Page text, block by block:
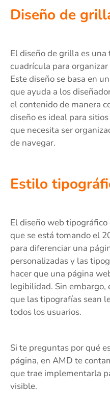
Diseño de
El diseño de grilla es
cuadrícula para
Este diseño se basa en
que ayuda a los
el contenido de manera
diseño es ideal para
que necesita ser
de navegar.
Estilo
El diseño web
que se está tomando el
para diferenciar una
personalizadas y las
hacer que una página
legibilidad. Sin embargo,
que las tipografías sean
todos los usuarios.
Si te preguntas por qué
página, en AMD te
que trae implementarla
visible.